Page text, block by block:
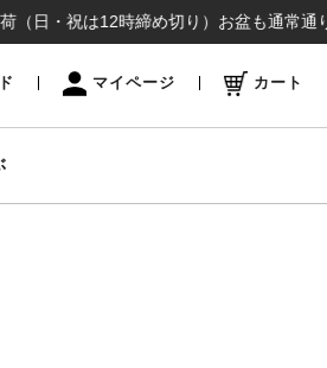
は12時締め切り）お盆も通常通り出荷
マイページ カート